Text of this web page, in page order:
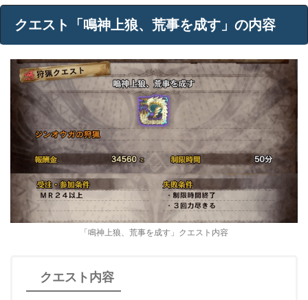
クエスト「鳴神上狼、荒事を成す」の内容
「鳴神上狼、荒事を成す」クエスト内容
クエスト内容